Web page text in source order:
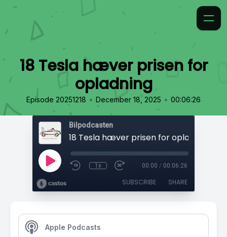
18 Tesla hæver prisen for
opladning
Episode 20251218 • December 18, 2025 • 00:06:26
Bilpodcasten
18 Tesla hæver prisen for opladning
1x 00:00 / 00:06:26
SUBSCRIBE SHARE
Apple Podcasts